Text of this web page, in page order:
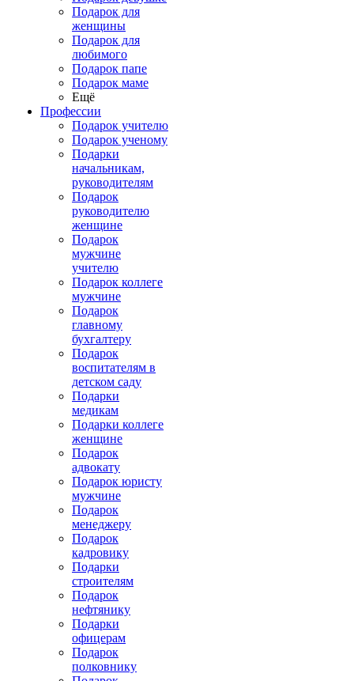
Подарок для
женщины
Подарок для
любимого
Подарок папе
Подарок маме
Ещё
Профессии
Подарок учителю
Подарок ученому
Подарки
начальникам,
руководителям
Подарок
руководителю
женщине
Подарок
мужчине
учителю
Подарок коллеге
мужчине
Подарок
главному
бухгалтеру
Подарок
воспитателям в
детском саду
Подарки
медикам
Подарки коллеге
женщине
Подарок
адвокату
Подарок юристу
мужчине
Подарок
менеджеру
Подарок
кадровику
Подарки
строителям
Подарок
нефтянику
Подарки
офицерам
Подарок
полковнику